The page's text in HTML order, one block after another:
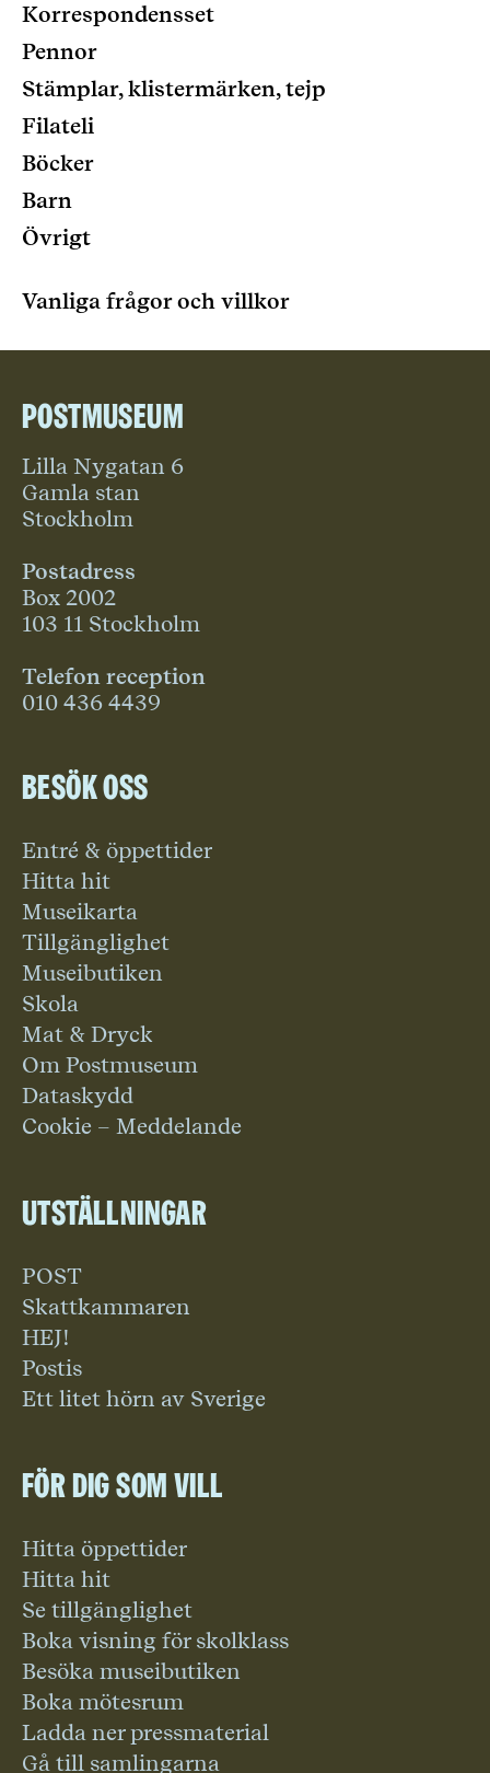
Korrespondensset
Pennor
Stämplar, klistermärken, tejp
Filateli
Böcker
Barn
Övrigt
Vanliga frågor och villkor
Postmuseum
Lilla Nygatan 6
Gamla stan
Stockholm
Postadress
Box 2002
103 11 Stockholm
Telefon reception
010 436 4439
Besök oss
Entré & öppettider
Hitta hit
Museikarta
Tillgänglighet
Museibutiken
Skola
Mat & Dryck
Om Postmuseum
Dataskydd
Cookie – Meddelande
Utställningar
POST
Skattkammaren
HEJ!
Postis
Ett litet hörn av Sverige
För dig som vill
Hitta öppettider
Hitta hit
Se tillgänglighet
Boka visning för skolklass
Besöka museibutiken
Boka mötesrum
Ladda ner pressmaterial
Gå till samlingarna